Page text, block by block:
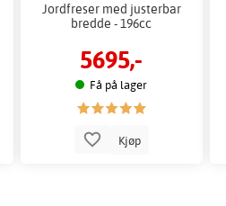
Jordfreser med justerbar
bredde - 196cc
5695,-
Få på lager
Kjøp